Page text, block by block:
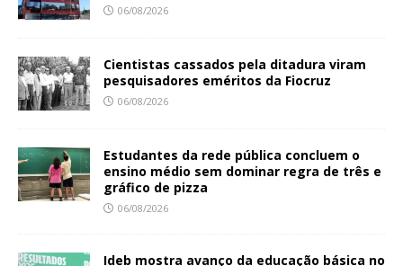
06/08/2026
Cientistas cassados pela ditadura viram
pesquisadores eméritos da Fiocruz
06/08/2026
Estudantes da rede pública concluem o
ensino médio sem dominar regra de três e
gráfico de pizza
06/08/2026
Ideb mostra avanço da educação básica no